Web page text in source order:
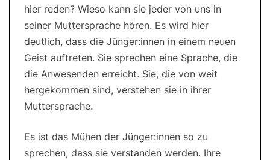
hier reden? Wieso kann sie jeder von uns in
seiner Muttersprache hören. Es wird hier
deutlich, dass die Jünger:innen in einem neuen
Geist auftreten. Sie sprechen eine Sprache, die
die Anwesenden erreicht. Sie, die von weit
hergekommen sind, verstehen sie in ihrer
Muttersprache.
Es ist das Mühen der Jünger:innen so zu
sprechen, dass sie verstanden werden. Ihre